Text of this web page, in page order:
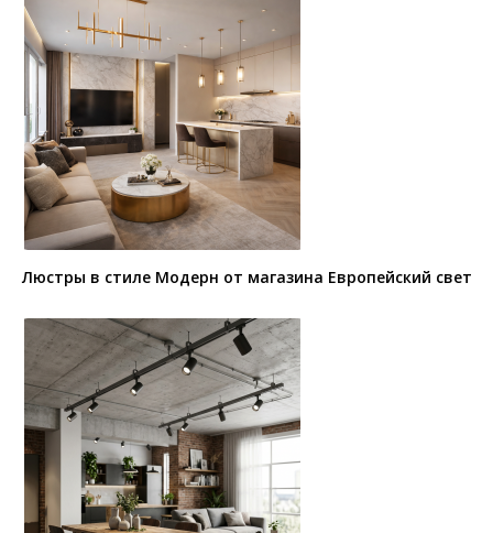
Люстры в стиле Модерн от магазина Европейский свет